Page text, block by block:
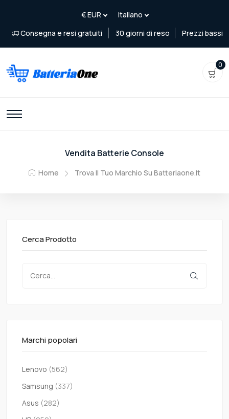
Consegna e resi gratuiti 30 giorni di reso Prezzi bassi
0
Vendita Batterie Console
Home Trova Il Tuo Marchio Su Batteriaone.it
Cerca Prodotto
Marchi popolari
Lenovo (562)
Samsung (337)
Asus (282)